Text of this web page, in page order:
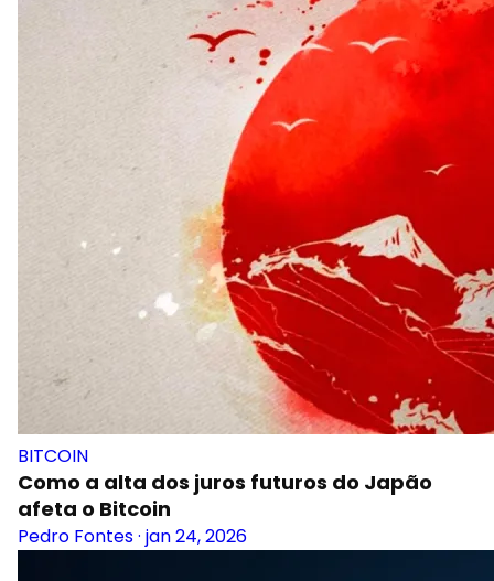
BITCOIN
Como a alta dos juros futuros do Japão
afeta o Bitcoin
Pedro Fontes· jan 24, 2026